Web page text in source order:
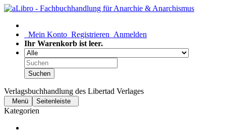
Mein Konto Registrieren Anmelden
Ihr Warenkorb ist leer.
Suchen
Verlagsbuchhandlung des Libertad Verlages
Menü Seitenleiste
Kategorien